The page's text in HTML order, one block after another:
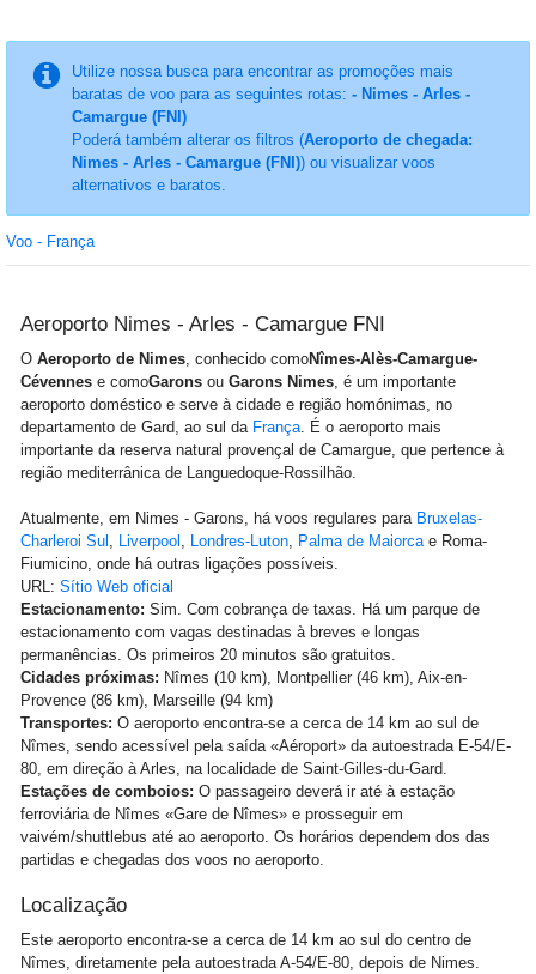
Utilize nossa busca para encontrar as promoções mais
baratas de voo para as seguintes rotas: - Nimes - Arles -
Camargue (FNI)
Poderá também alterar os filtros (Aeroporto de chegada:
Nimes - Arles - Camargue (FNI)) ou visualizar voos
alternativos e baratos.
Voo - França
Aeroporto Nimes - Arles - Camargue FNI
O Aeroporto de Nimes, conhecido comoNîmes-Alès-Camargue-
Cévennes e comoGarons ou Garons Nimes, é um importante
aeroporto doméstico e serve à cidade e região homónimas, no
departamento de Gard, ao sul da França. É o aeroporto mais
importante da reserva natural provençal de Camargue, que pertence à
região mediterrânica de Languedoque-Rossilhão.
Atualmente, em Nimes - Garons, há voos regulares para Bruxelas-
Charleroi Sul , Liverpool , Londres-Luton, Palma de Maiorcae Roma-
Fiumicino, onde há outras ligações possíveis.
URL: Sítio Web oficial
Estacionamento: Sim. Com cobrança de taxas. Há um parque de
estacionamento com vagas destinadas à breves e longas
permanências. Os primeiros 20 minutos são gratuitos.
Cidades próximas: Nîmes (10 km), Montpellier (46 km), Aix-en-
Provence (86 km), Marseille (94 km)
Transportes: O aeroporto encontra-se a cerca de 14 km ao sul de
Nîmes, sendo acessível pela saída «Aéroport» da autoestrada E-54/E-
80, em direção à Arles, na localidade de Saint-Gilles-du-Gard.
Estações de comboios: O passageiro deverá ir até à estação
ferroviária de Nîmes «Gare de Nîmes» e prosseguir em
vaivém/shuttlebus até ao aeroporto. Os horários dependem dos das
partidas e chegadas dos voos no aeroporto.
Localização
Este aeroporto encontra-se a cerca de 14 km ao sul do centro de
Nîmes, diretamente pela autoestrada A-54/E-80, depois de Nimes.